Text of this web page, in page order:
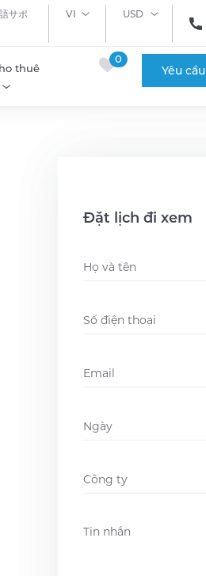
サポ
VI USD
thuê
0
Yêu
Đặt lịch đi xem
Name *
Phone *
Email
Ngày
Company
Message